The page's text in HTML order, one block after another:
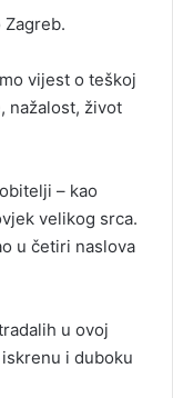
Zagreb.
vijest o teškoj
nažalost, život
– kao
velikog srca.
u četiri naslova
u ovoj
i duboku